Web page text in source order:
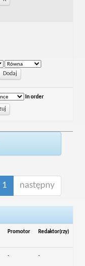
In order
1 następny
Promotor Redaktor(rzy)
- -